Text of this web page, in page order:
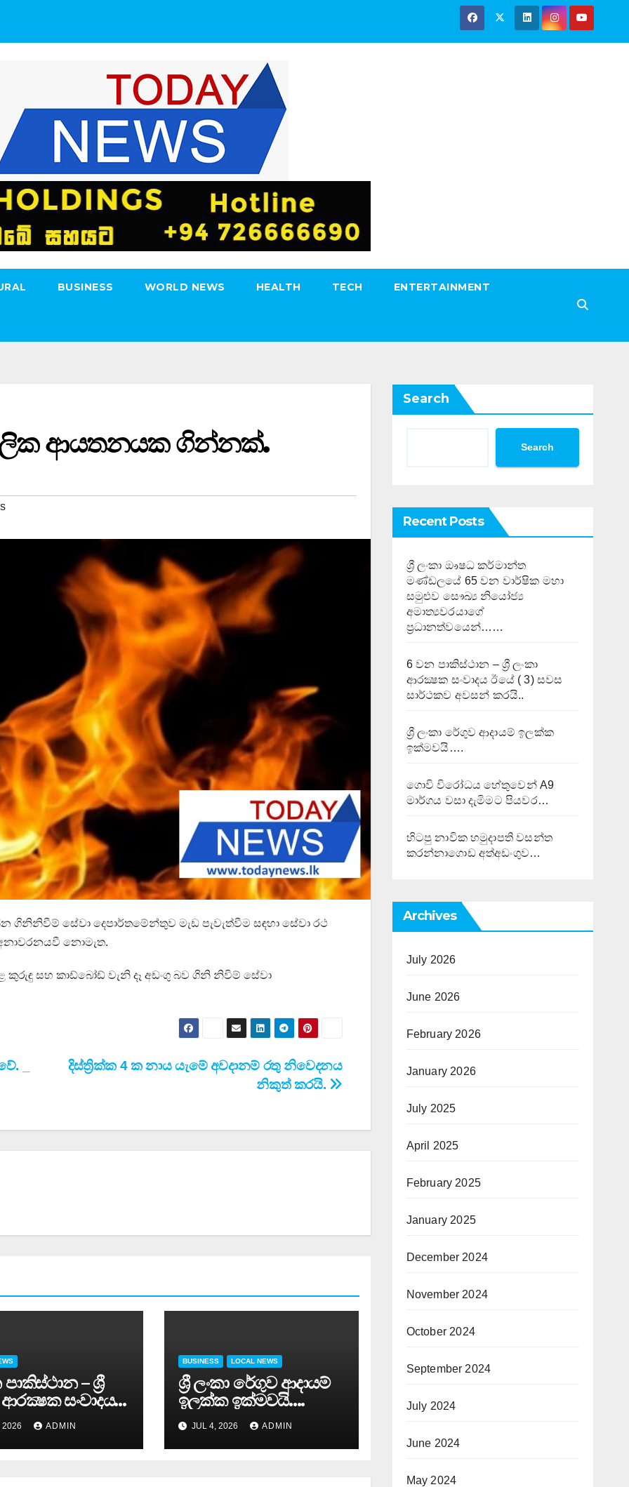
BUSINESS WORLD NEWS HEALTH TECH ENTERTAINMENT
ආයතනයක ගින්නක්.
සේවා දෙපාර්තමේන්තුව මැඩ පැවැත්වීම සඳහා සේවා රථ
නොමැත.
සහ කාඩ්බෝඩ් වැනි දෑ අඩංගු බව ගිනි නිවිම් සේවා
දිස්ත්‍රික්ක 4 ක නාය යැමේ අවදානම් රතු නිවෙදනය
නිකුත් කරයි.
_
– ශ්‍රී
ආරක්‍ෂක සංවාදය
3) සවස සාර්ථකව
කරයි..
2026 ADMIN
BUSINESS LOCAL NEWS
ශ්‍රී ලංකා රේගුව ආදායම්
ඉලක්ක ඉක්මවයි….
JUL 4, 2026 ADMIN
Search
Search
Recent Posts
ශ්‍රී ලංකා ඖෂධ කර්මාන්ත
මණ්ඩලයේ 65 වන වාර්ෂික මහා
සමුළුව සෞඛ්‍ය නියෝජ්‍ය
අමාත්‍යවරයාගේ
ප්‍රධානත්වයෙන්……
6 වන පාකිස්ථාන – ශ්‍රී ලංකා
ආරක්‍ෂක සංවාදය ඊයේ ( 3) සවස
සාර්ථකව අවසන් කරයි..
ශ්‍රී ලංකා රේගුව ආදායම් ඉලක්ක
ඉක්මවයි….
ගොවි විරෝධය හේතුවෙන් A9
මාර්ගය වසා දැමිමට පියවර…
හිටපු නාවික හමුදාපති වසන්ත
කරන්නාගොඩ අත්අඩංගුව…
Archives
July 2026
June 2026
February 2026
January 2026
July 2025
April 2025
February 2025
January 2025
December 2024
November 2024
October 2024
September 2024
July 2024
June 2024
May 2024